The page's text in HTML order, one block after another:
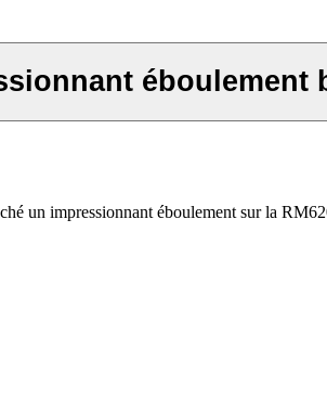
éboulement
un impressionnant éboulement sur la